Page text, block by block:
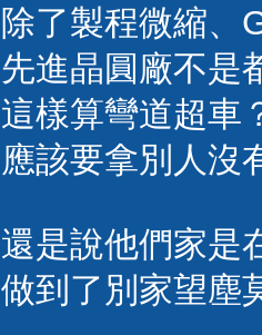
除了製程微縮、
先進晶圓廠不是
這樣算彎道超車
應該要拿別人沒
還是說他們家是
做到了別家望塵